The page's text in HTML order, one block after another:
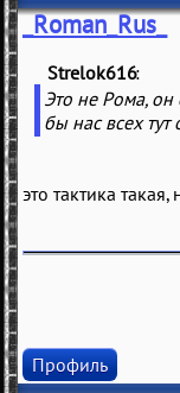
_Roman_Rus_
Strelok616
Это не Рома, он
бы нас всех тут
это тактика
Профиль